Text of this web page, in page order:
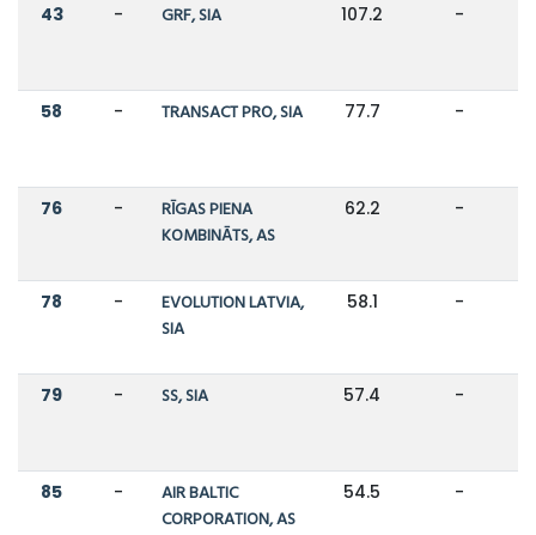
43 - GRF, SIA 107.2 -
58 - TRANSACT PRO, SIA 77.7 -
76 -
RĪGAS PIENA
KOMBINĀTS, AS
62.2 -
78 -
EVOLUTION LATVIA,
SIA
58.1 -
79 - SS, SIA 57.4 -
85 -
AIR BALTIC
CORPORATION, AS
54.5 -